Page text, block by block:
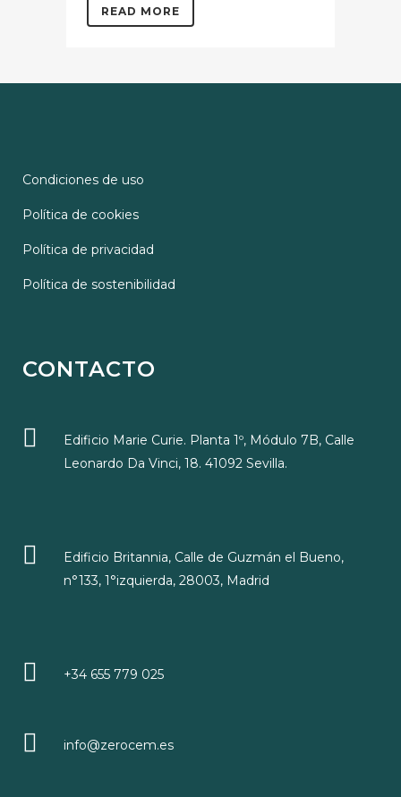
READ MORE
Condiciones de uso
Política de cookies
Política de privacidad
Política de sostenibilidad
CONTACTO
Edificio Marie Curie. Planta 1º, Módulo 7B, Calle
Leonardo Da Vinci, 18. 41092 Sevilla.
Edificio Britannia, Calle de Guzmán el Bueno,
n°133, 1°izquierda, 28003, Madrid
+34 655 779 025
info@zerocem.es